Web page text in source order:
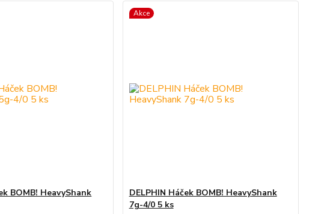
BOMB! HeavyShank
Akce
DELPHIN Háček BOMB! HeavyShank
7g-4/0 5 ks